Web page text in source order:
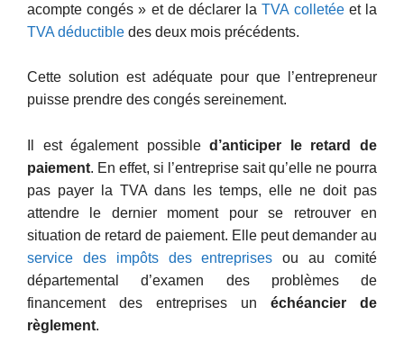
acompte congés » et de déclarer laTVA colletéeet la
TVA déductible des deux mois précédents.
Cette solution est adéquate pour que l’entrepreneur
puisse prendre des congés sereinement.
Il est également possibled’anticiper le retard de
paiement. En effet, si l’entreprise sait qu’elle ne pourra
pas payer la TVA dans les temps, elle ne doit pas
attendre le dernier moment pour se retrouver en
situation de retard de paiement. Elle peut demander au
service des impôts des entreprises ou au comité
départemental d’examen des problèmes de
financement des entreprises un échéancier de
règlement.